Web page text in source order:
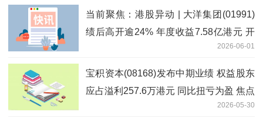
当前聚焦：港股异动 | 大洋集团(01991)
绩后高开逾24% 年度收益7.58亿港元 开
2026-06-01
宝积资本(08168)发布中期业绩 权益股东
应占溢利257.6万港元 同比扭亏为盈 焦点
2026-05-30